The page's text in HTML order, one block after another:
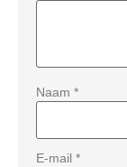
Naam *
E-mail *